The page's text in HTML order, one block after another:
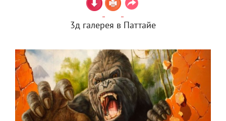
3д галерея в Паттайе